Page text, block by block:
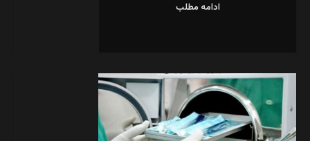
ادامه مطلب